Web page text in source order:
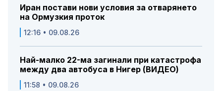
Иран постави нови условия за отварянето
на Ормузкия проток
12:16 • 09.08.26
Най-малко 22-ма загинали при катастрофа
между два автобуса в Нигер (ВИДЕО)
11:58 • 09.08.26